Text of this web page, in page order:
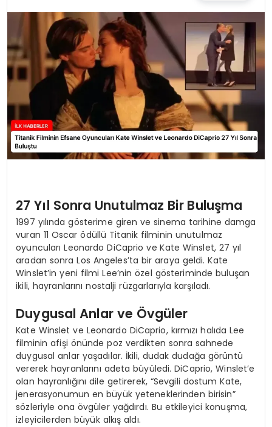
27 Yıl Sonra Unutulmaz Bir Buluşma
1997 yılında gösterime giren ve sinema tarihine damga
vuran 11 Oscar ödüllü Titanik filminin unutulmaz
oyuncuları Leonardo DiCaprio ve Kate Winslet, 27 yıl
aradan sonra Los Angeles’ta bir araya geldi. Kate
Winslet’in yeni filmi Lee’nin özel gösteriminde buluşan
ikili, hayranlarını nostalji rüzgarlarıyla karşıladı.
Duygusal Anlar ve Övgüler
Kate Winslet ve Leonardo DiCaprio, kırmızı halıda Lee
filminin afişi önünde poz verdikten sonra sahnede
duygusal anlar yaşadılar. İkili, dudak dudağa görüntü
vererek hayranlarını adeta büyüledi. DiCaprio, Winslet’e
olan hayranlığını dile getirerek, “Sevgili dostum Kate,
jenerasyonumun en büyük yeteneklerinden birisin”
sözleriyle ona övgüler yağdırdı. Bu etkileyici konuşma,
izleyicilerden büyük alkış aldı.